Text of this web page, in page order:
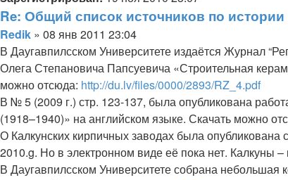
Re: Общий список источников по
Цитата
Сообщение
Redik » 08 янв 2011 23:04
В Даугавпилсском Университете издаётся Журнал
Олега Степановича Папсуевича «Строительная
можно отсюда: http://du.lv/files/0000/2893/RZ_4.pdf
В № 5 (2009 г.) стр. 123-137, была опубликована
(1918–1940)» на английском языке. Скачать можно
О Калкунских кирпичных заводах была
2010.g. Но в электронном виде её пока нет. Калкуны
В Даугавпилсском Университете собрана